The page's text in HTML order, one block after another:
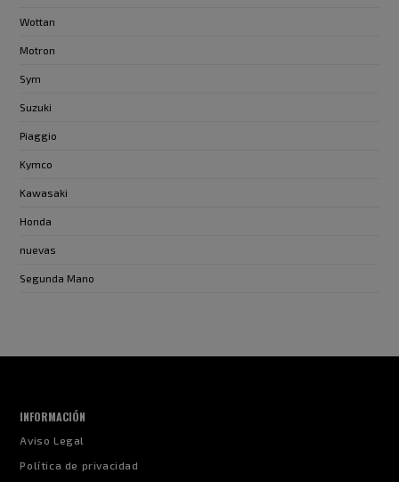
Wottan
Motron
Sym
Suzuki
Piaggio
Kymco
Kawasaki
Honda
nuevas
Segunda Mano
INFORMACIÓN
Aviso Legal
Política de privacidad